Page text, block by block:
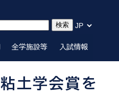
全学施設等 入試情報
土学会賞を